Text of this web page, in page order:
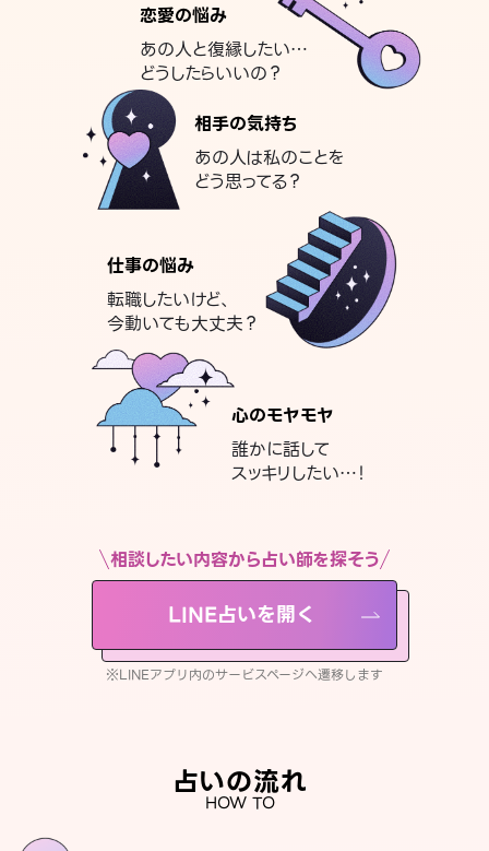
恋愛の悩み
あの人と復縁したい…
どうしたらいいの？
相手の気持ち
あの人は私のことを
どう思ってる？
仕事の悩み
転職したいけど、
今動いても大丈夫？
心のモヤモヤ
誰かに話して
スッキリしたい…！
相談したい内容から占い師を探そう
LINE占いを開く
※LINEアプリ内のサービスページへ遷移します
占いの流れ
HOW TO